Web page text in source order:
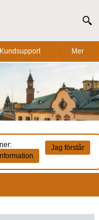
Kundsupport Mer
Jag förstår